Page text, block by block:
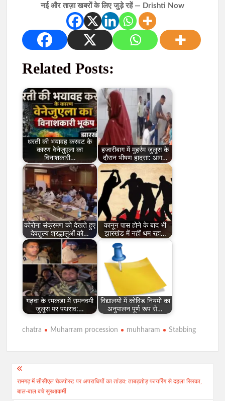
नई और ताज़ा खबरों के लिए जुड़े रहें — Drishti Now
Related Posts:
धरती की भयावह करवट के
कारण वेनेज़ुएला का
विनाशकारी…
हजारीबाग में मुहर्रम जुलूस के
दौरान भीषण हादसा: आग…
कोरोना संक्रमण को देखते हुए
देवतुल्य श्रद्धालुओं को…
कानून पास होने के बाद भी
झारखंड में नहीं थम रहा…
गढ़वा के रमकंडा में रामनवमी
जुलूस पर पथराव:…
विद्यालयों में कोविड नियमों का
अनुपालन पूर्ण रूप से…
chatra Muharram procession muhharam Stabbing
Post
navigation
रामगढ़ में सीसीएल चेकपोस्ट पर अपराधियों का तांडव: ताबड़तोड़ फायरिंग से दहला सिरका,
बाल-बाल बचे सुरक्षाकर्मी